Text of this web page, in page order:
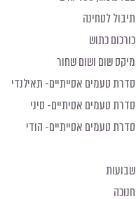
תיבול לטחינה
כורכום כתוש
מיקס שום ושום שחור
סדרת טעמים אסייתיים- תאילנדי
סדרת טעמים אסיתיים- סיני
סדרת טעמים אסייתיים- הודי
שבועות
חנוכה